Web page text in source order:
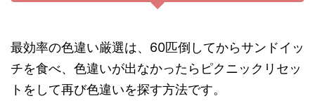
最効率の色違い厳選は、60匹倒してからサンドイッ
チを食べ、色違いが出なかったらピクニックリセッ
トをして再び色違いを探す方法です。